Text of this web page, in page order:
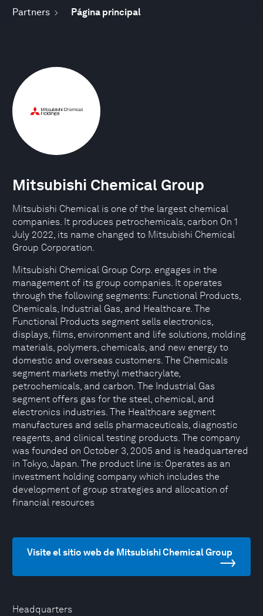
Partners Página principal
Headquarters
Mitsubishi Chemical Group
Mitsubishi Chemical is one of the largest chemical
companies. It produces petrochemicals, carbon On 1
July 2022, its name changed to Mitsubishi Chemical
Group Corporation.
Mitsubishi Chemical Group Corp. engages in the
management of its group companies. It operates
through the following segments: Functional Products,
Chemicals, Industrial Gas, and Healthcare. The
Functional Products segment sells electronics,
displays, films, environment and life solutions, molding
materials, polymers, chemicals, and new energy to
domestic and overseas customers. The Chemicals
segment markets methyl methacrylate,
petrochemicals, and carbon. The Industrial Gas
segment offers gas for the steel, chemical, and
electronics industries. The Healthcare segment
manufactures and sells pharmaceuticals, diagnostic
reagents, and clinical testing products. The company
was founded on October 3, 2005 and is headquartered
in Tokyo, Japan. The product line is: Operates as an
investment holding company which includes the
development of group strategies and allocation of
financial resources
Visite el sitio web de Mitsubishi Chemical Group